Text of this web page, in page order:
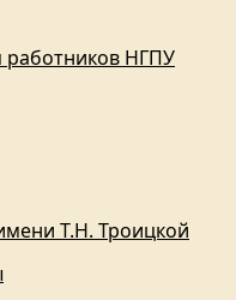
НГПУ
Т.Н. Троицкой